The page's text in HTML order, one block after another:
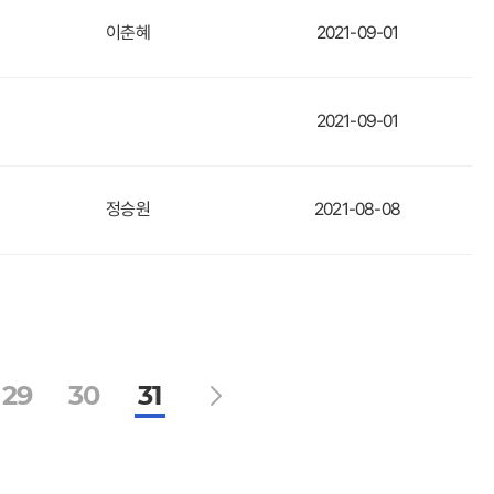
이춘혜 2021-09-01
2021-09-01
정승원 2021-08-08
29 30 31